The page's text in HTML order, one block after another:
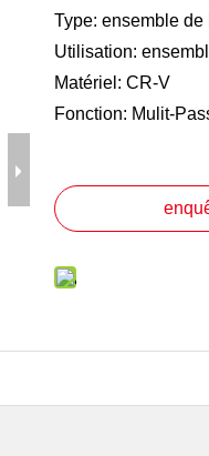
Type: ensemble
Utilisation:
Matériel: CR-V
Fonction: Mulit-